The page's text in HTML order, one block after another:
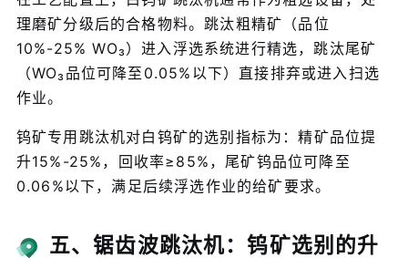
理磨矿分级后的合格物料。跳汰粗精矿（品位
10%-25% WO₃）进入浮选系统进行精选，跳汰尾矿
（WO₃品位可降至0.05%以下）直接排弃或进入扫选
作业。
钨矿专用跳汰机对白钨矿的选别指标为：精矿品位提
升15%-25%，回收率≥85%，尾矿钨品位可降至
0.06%以下，满足后续浮选作业的给矿要求。
五、锯齿波跳汰机：钨矿选别的升